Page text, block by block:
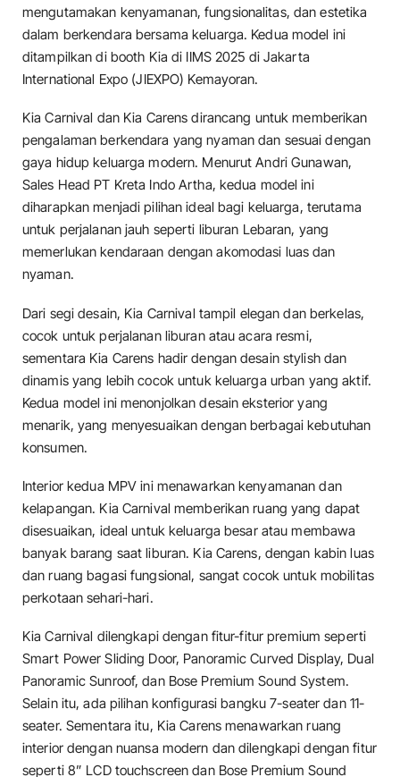
mengutamakan kenyamanan, fungsionalitas, dan estetika
dalam berkendara bersama keluarga. Kedua model ini
ditampilkan di booth Kia di IIMS 2025 di Jakarta
International Expo (JIEXPO) Kemayoran.
Kia Carnival dan Kia Carens dirancang untuk memberikan
pengalaman berkendara yang nyaman dan sesuai dengan
gaya hidup keluarga modern. Menurut Andri Gunawan,
Sales Head PT Kreta Indo Artha, kedua model ini
diharapkan menjadi pilihan ideal bagi keluarga, terutama
untuk perjalanan jauh seperti liburan Lebaran, yang
memerlukan kendaraan dengan akomodasi luas dan
nyaman.
Dari segi desain, Kia Carnival tampil elegan dan berkelas,
cocok untuk perjalanan liburan atau acara resmi,
sementara Kia Carens hadir dengan desain stylish dan
dinamis yang lebih cocok untuk keluarga urban yang aktif.
Kedua model ini menonjolkan desain eksterior yang
menarik, yang menyesuaikan dengan berbagai kebutuhan
konsumen.
Interior kedua MPV ini menawarkan kenyamanan dan
kelapangan. Kia Carnival memberikan ruang yang dapat
disesuaikan, ideal untuk keluarga besar atau membawa
banyak barang saat liburan. Kia Carens, dengan kabin luas
dan ruang bagasi fungsional, sangat cocok untuk mobilitas
perkotaan sehari-hari.
Kia Carnival dilengkapi dengan fitur-fitur premium seperti
Smart Power Sliding Door, Panoramic Curved Display, Dual
Panoramic Sunroof, dan Bose Premium Sound System.
Selain itu, ada pilihan konfigurasi bangku 7-seater dan 11-
seater. Sementara itu, Kia Carens menawarkan ruang
interior dengan nuansa modern dan dilengkapi dengan fitur
seperti 8” LCD touchscreen dan Bose Premium Sound